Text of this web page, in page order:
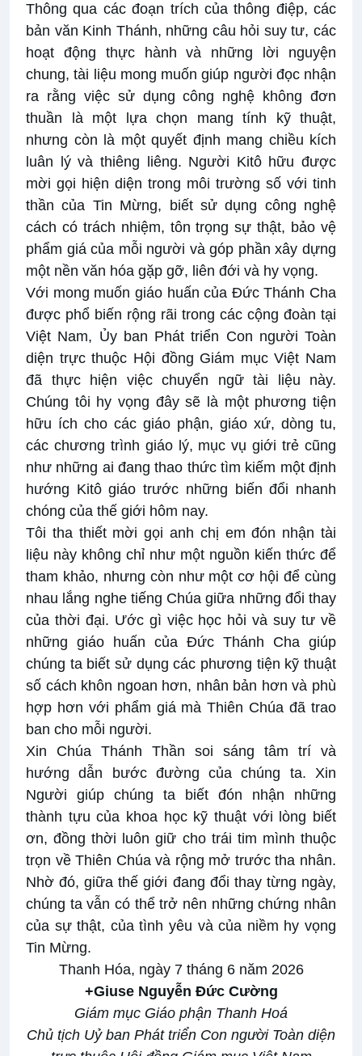
Thông qua các đoạn trích của thông điệp, các
bản văn Kinh Thánh, những câu hỏi suy tư, các
hoạt động thực hành và những lời nguyện
chung, tài liệu mong muốn giúp người đọc nhận
ra rằng việc sử dụng công nghệ không đơn
thuần là một lựa chọn mang tính kỹ thuật,
nhưng còn là một quyết định mang chiều kích
luân lý và thiêng liêng. Người Kitô hữu được
mời gọi hiện diện trong môi trường số với tinh
thần của Tin Mừng, biết sử dụng công nghệ
cách có trách nhiệm, tôn trọng sự thật, bảo vệ
phẩm giá của mỗi người và góp phần xây dựng
một nền văn hóa gặp gỡ, liên đới và hy vọng.
Với mong muốn giáo huấn của Đức Thánh Cha
được phổ biến rộng rãi trong các cộng đoàn tại
Việt Nam, Ủy ban Phát triển Con người Toàn
diện trực thuộc Hội đồng Giám mục Việt Nam
đã thực hiện việc chuyển ngữ tài liệu này.
Chúng tôi hy vọng đây sẽ là một phương tiện
hữu ích cho các giáo phận, giáo xứ, dòng tu,
các chương trình giáo lý, mục vụ giới trẻ cũng
như những ai đang thao thức tìm kiếm một định
hướng Kitô giáo trước những biến đổi nhanh
chóng của thế giới hôm nay.
Tôi tha thiết mời gọi anh chị em đón nhận tài
liệu này không chỉ như một nguồn kiến thức để
tham khảo, nhưng còn như một cơ hội để cùng
nhau lắng nghe tiếng Chúa giữa những đổi thay
của thời đại. Ước gì việc học hỏi và suy tư về
những giáo huấn của Đức Thánh Cha giúp
chúng ta biết sử dụng các phương tiện kỹ thuật
số cách khôn ngoan hơn, nhân bản hơn và phù
hợp hơn với phẩm giá mà Thiên Chúa đã trao
ban cho mỗi người.
Xin Chúa Thánh Thần soi sáng tâm trí và
hướng dẫn bước đường của chúng ta. Xin
Người giúp chúng ta biết đón nhận những
thành tựu của khoa học kỹ thuật với lòng biết
ơn, đồng thời luôn giữ cho trái tim mình thuộc
trọn về Thiên Chúa và rộng mở trước tha nhân.
Nhờ đó, giữa thế giới đang đổi thay từng ngày,
chúng ta vẫn có thể trở nên những chứng nhân
của sự thật, của tình yêu và của niềm hy vọng
Tin Mừng.
Thanh Hóa, ngày 7 tháng 6 năm 2026
+Giuse Nguyễn Đức Cường
Giám mục Giáo phận Thanh Hoá
Chủ tịch Uỷ ban Phát triển Con người Toàn diện